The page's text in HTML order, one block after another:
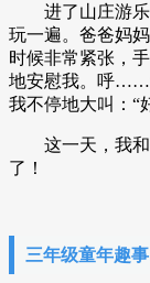
进了山庄游乐
玩一遍。爸爸妈
时候非常紧张，
地安慰我。呼……
我不停地大叫：“
这一天，我和
了！
三年级童年趣